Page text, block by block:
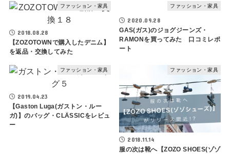
ファッション・家具
2018.08.28
【ZOZOTOWNで購入したデニム】
を返品・交換してみた
ファッション・家具
2020.09.28
GAS(ガス)のジョグジーンズ・
RAMONを買ってみた 口コミレポ
ート
ファッション・家具
2019.04.23
【Gaston Luga(ガストン・ルー
ガ)】のバッグ・CLÄSSICをレビュ
ー
ファッション・家具
2018.11.14
服の次は靴へ【ZOZO SHOES(ゾゾ